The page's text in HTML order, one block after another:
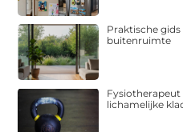
Praktische
buitenruimte
lichamelijke